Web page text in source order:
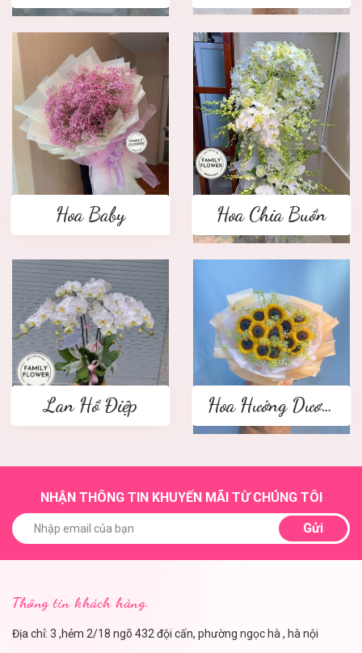
Hoa Baby Hoa Chia Buồn
Lan Hồ Điệp Hoa Hướng Dương
NHẬN THÔNG TIN KHUYẾN MÃI TỪ CHÚNG TÔI
Gửi
Thông tin khách hàng.
Địa chỉ: 3 ,hẻm 2/18 ngõ 432 đội cấn, phường ngọc hà , hà nội